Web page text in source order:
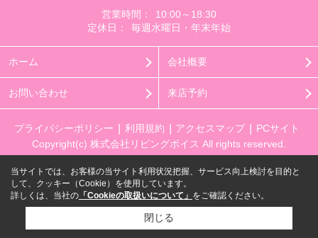
営業時間：
10:00～18:30
定休日：
毎週水曜日・年末年始
ホーム 会社概要
お問い合わせ 来店予約
プライバシーポリシー 利用規約 アクセスマップ
PCサイト
Copyright(c) 株式会社リビングボイス All rights reserved.
当サイトでは、お客様の当サイト利用状況把握、サービス向上検討を目的と
して、クッキー（Cookie）を使用しています。
詳しくは、当社の 「Cookieの取扱いについて」 をご確認ください。
閉じる